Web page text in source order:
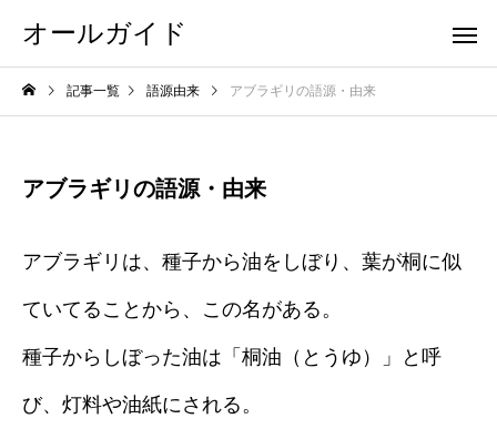
オールガイド
記事一覧 語源由来 アブラギリの語源・由来
アブラギリの語源・由来
アブラギリは、種子から油をしぼり、葉が桐に似
ていてることから、この名がある。
種子からしぼった油は「桐油（とうゆ）」と呼
び、灯料や油紙にされる。